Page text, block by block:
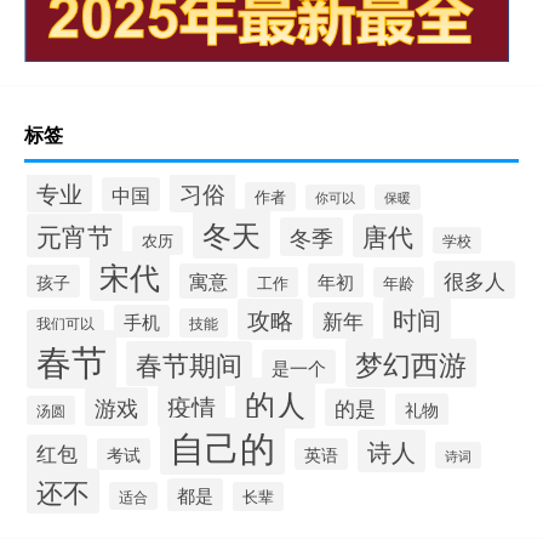
标签
专业 中国 习俗 作者 你可以 保暖
元宵节 农历 冬天 冬季 唐代 学校
孩子 宋代 寓意 工作 年初 年龄 很多人
我们可以 手机 技能 攻略 新年 时间
春节 春节期间 是一个 梦幻西游
汤圆 游戏 疫情 的人 的是 礼物
红包 考试 自己的 英语 诗人 诗词
还不 适合 都是 长辈